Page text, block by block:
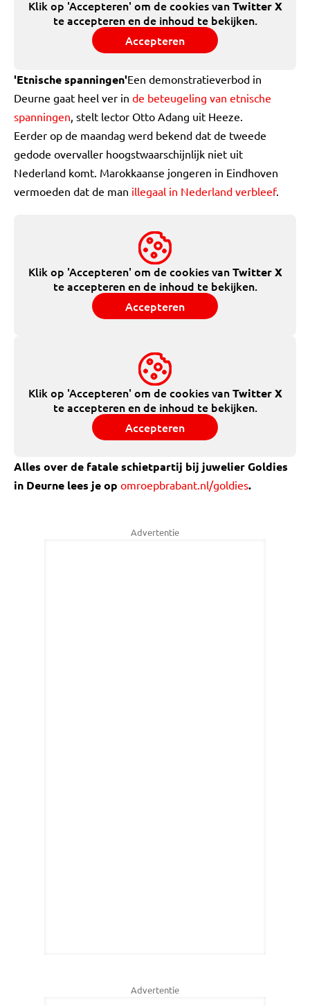
Klik op 'Accepteren' om de cookies vanTwitter X
te accepteren en de inhoud te bekijken.
Accepteren
'Etnische spanningen'Een demonstratieverbod in
Deurne gaat heel ver in de beteugeling van etnische
spanningen, stelt lector Otto Adang uit Heeze.
Eerder op de maandag werd bekend dat de tweede
gedode overvaller hoogstwaarschijnlijk niet uit
Nederland komt. Marokkaanse jongeren in Eindhoven
vermoeden dat de man illegaal in Nederland verbleef.
Klik op 'Accepteren' om de cookies vanTwitter X
te accepteren en de inhoud te bekijken.
Accepteren
Klik op 'Accepteren' om de cookies vanTwitter X
te accepteren en de inhoud te bekijken.
Accepteren
Alles over de fatale schietpartij bij juwelier Goldies
in Deurne lees je op omroepbrabant.nl/goldies.
Advertentie
Advertentie